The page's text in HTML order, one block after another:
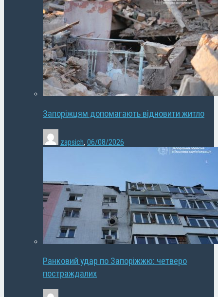
Запоріжцям допомагають відновити житло
zapsich, 06/08/2026
Ранковий удар по Запоріжжю: четверо
постраждалих